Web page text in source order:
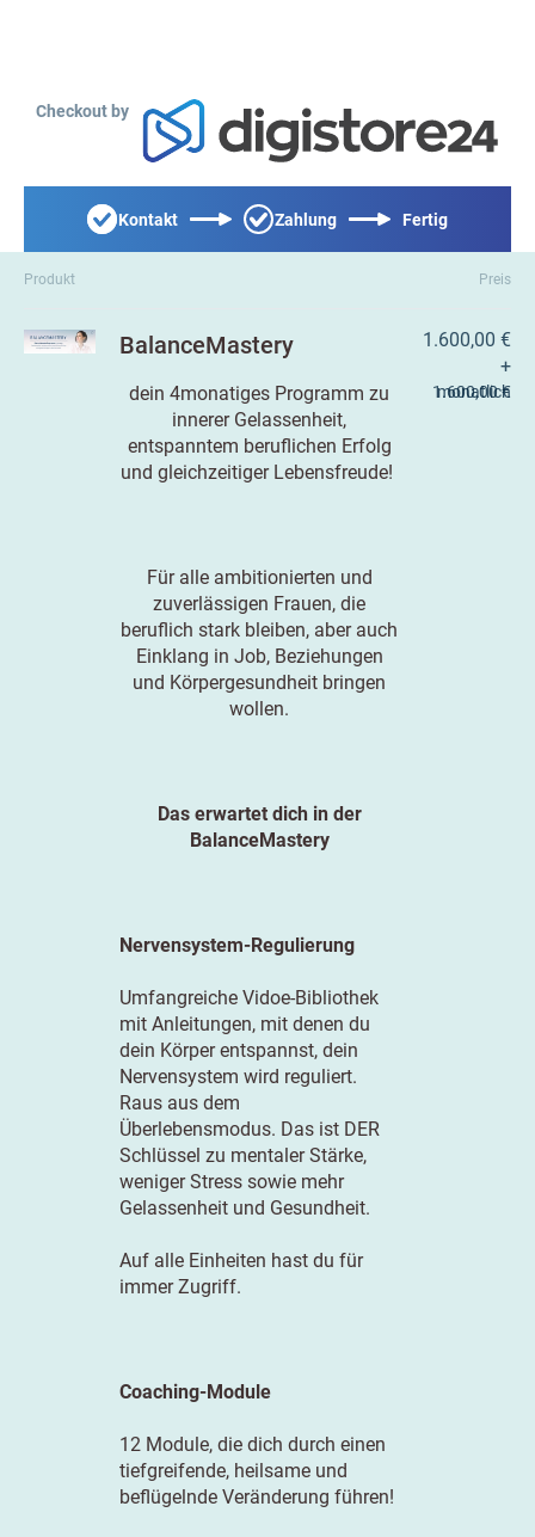
Checkout by
Kontakt Zahlung Fertig
Produkt Preis
BalanceMastery
dein 4monatiges Programm zu
innerer Gelassenheit,
entspanntem beruflichen Erfolg
und gleichzeitiger Lebensfreude!
Für alle ambitionierten und
zuverlässigen Frauen, die
beruflich stark bleiben, aber auch
Einklang in Job, Beziehungen
und Körpergesundheit bringen
wollen.
Das erwartet dich in der
BalanceMastery
Nervensystem-Regulierung
Umfangreiche Vidoe-Bibliothek
mit Anleitungen, mit denen du
dein Körper entspannst, dein
Nervensystem wird reguliert.
Raus aus dem
Überlebensmodus. Das ist DER
Schlüssel zu mentaler Stärke,
weniger Stress sowie mehr
Gelassenheit und Gesundheit.
Auf alle Einheiten hast du für
immer Zugriff.
Coaching-Module
12 Module, die dich durch einen
tiefgreifende, heilsame und
beflügelnde Veränderung führen!
1.600,00 €
+
1.600,00 €
monatlich